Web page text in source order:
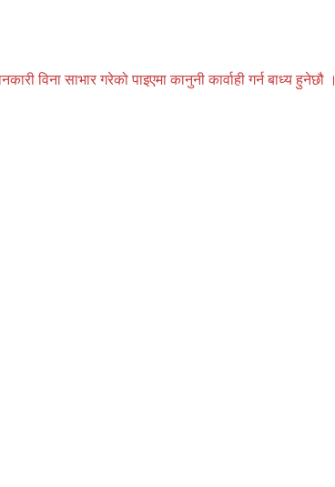
विना साभार गरेको पाइएमा कानुनी कार्वाही गर्न बाध्य हुनेछौ ।